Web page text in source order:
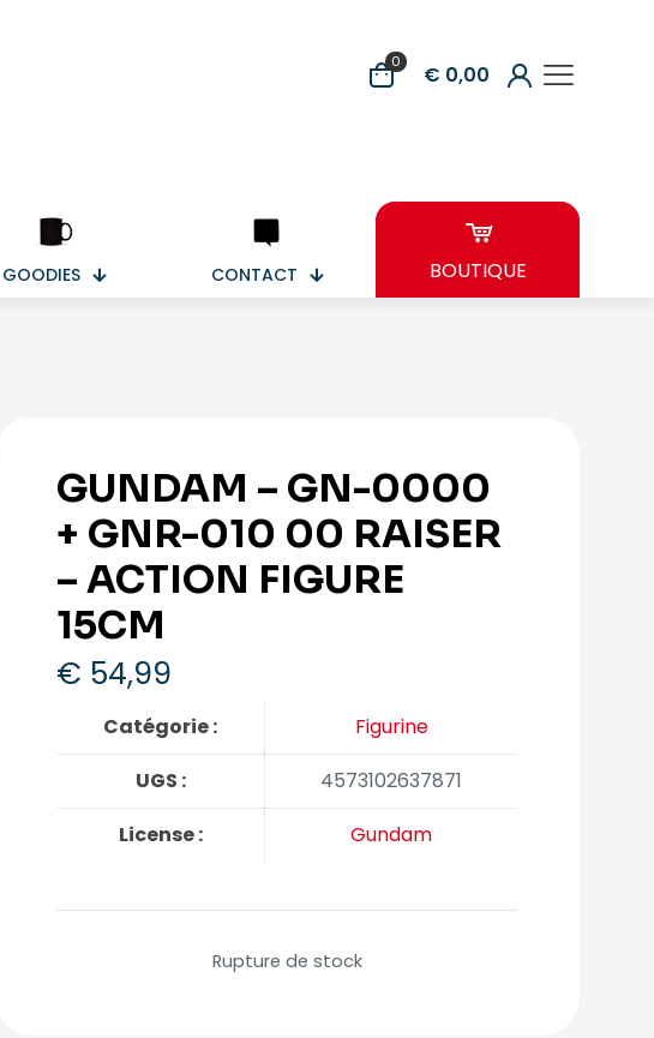
0 € 0,00
GOODIES CONTACT BOUTIQUE
GUNDAM – GN-0000
+ GNR-010 00 RAISER
– ACTION FIGURE
15CM
€ 54,99
Catégorie :
Figurine
UGS :
4573102637871
License :
Gundam
Rupture de stock